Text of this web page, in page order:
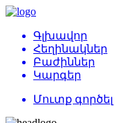
Գլխավոր
Հեղինակներ
Բաժիններ
Կարգեր
Մուտք գործել